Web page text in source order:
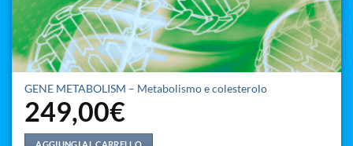
GENE METABOLISM – Metabolismo e colesterolo
249,00€
AGGIUNGI AL CARRELLO